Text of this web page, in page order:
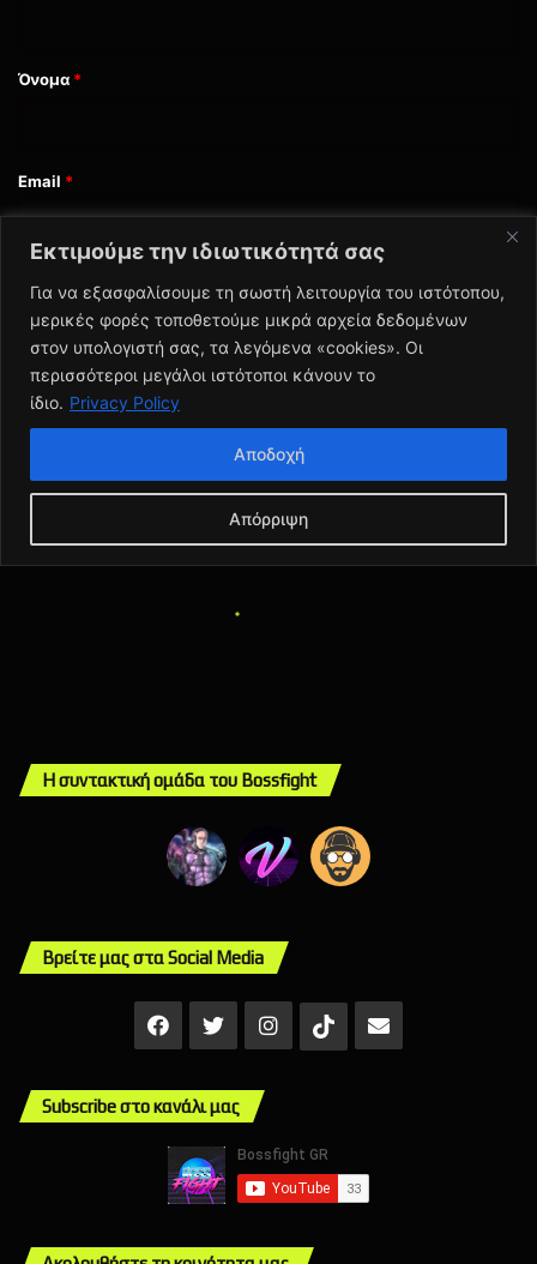
Η συντακτική ομάδα του Bossfight
Βρείτε μας στα Social Media
Facebook
X InstagramTikTokMail
Subscribe στο κανάλι μας